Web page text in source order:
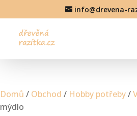
info@drevena-
Domů / Obchod / Hobby potřeby/
mýdlo